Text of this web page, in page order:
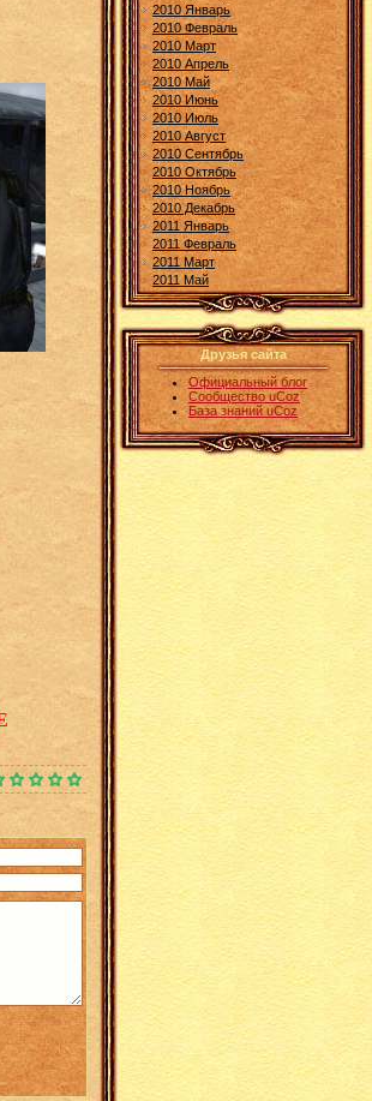
2010 Январь
2010 Февраль
2010 Март
2010 Апрель
2010 Май
2010 Июнь
2010 Июль
2010 Август
2010 Сентябрь
2010 Октябрь
2010 Ноябрь
2010 Декабрь
2011 Январь
2011 Февраль
2011 Март
2011 Май
Друзья сайта
Официальный блог
Сообщество uCoz
База знаний uCoz